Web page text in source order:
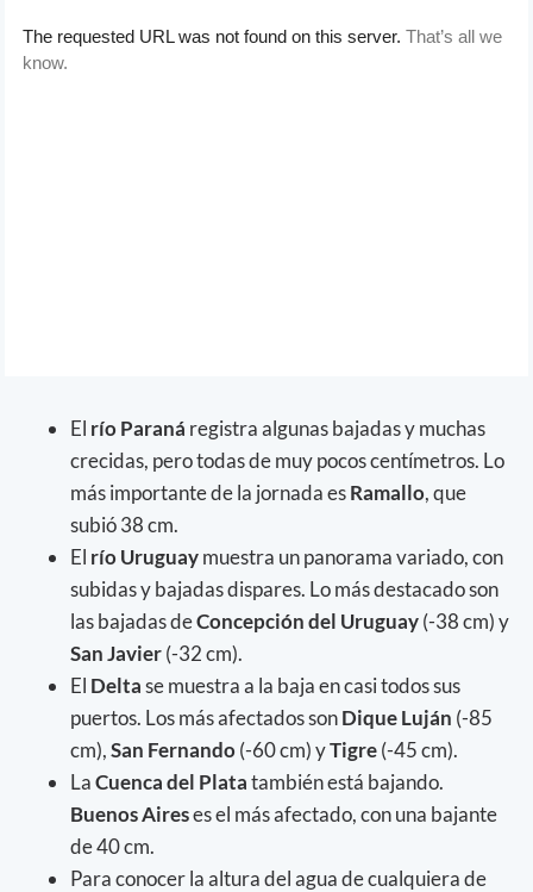
El río Paraná registra algunas bajadas y muchas
crecidas, pero todas de muy pocos centímetros. Lo
más importante de la jornada esRamallo, que
subió 38 cm.
El río Uruguaymuestra un panorama variado, con
subidas y bajadas dispares. Lo más destacado son
las bajadas deConcepción del Uruguay(-38 cm) y
San Javier(-32 cm).
El Deltase muestra a la baja en casi todos sus
puertos. Los más afectados sonDique Luján (-85
cm),San Fernando(-60 cm) yTigre(-45 cm).
LaCuenca del Platatambién está bajando.
BuenosAireses el más afectado, con una bajante
de 40 cm.
Para conocer la altura del agua de cualquiera de